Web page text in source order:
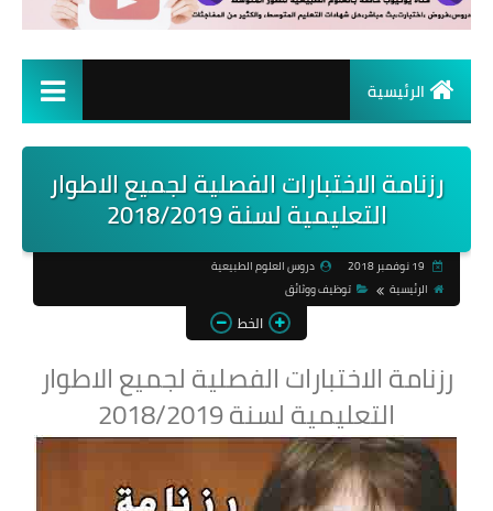
الرئيسية
رزنامة الاختبارات الفصلية لجميع الاطوار
التعليمية لسنة 2018/2019
دروس العلوم الطبيعية
الرئيسية
توظيف ووثائق
الخط
رزنامة الاختبارات الفصلية لجميع الاطوار
التعليمية لسنة 2018/2019